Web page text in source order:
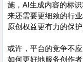
施，AI生成内容的标
来还需要更细致的行
原创权益更有力的保护
或许，平台的竞争不
如何更好地服务创作